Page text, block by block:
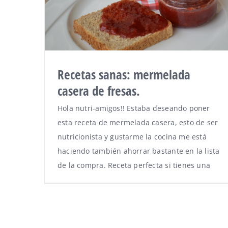
Recetas sanas: mermelada
casera de fresas.
Hola nutri-amigos!! Estaba deseando poner
esta receta de mermelada casera, esto de ser
nutricionista y gustarme la cocina me está
haciendo también ahorrar bastante en la lista
de la compra. Receta perfecta si tienes una